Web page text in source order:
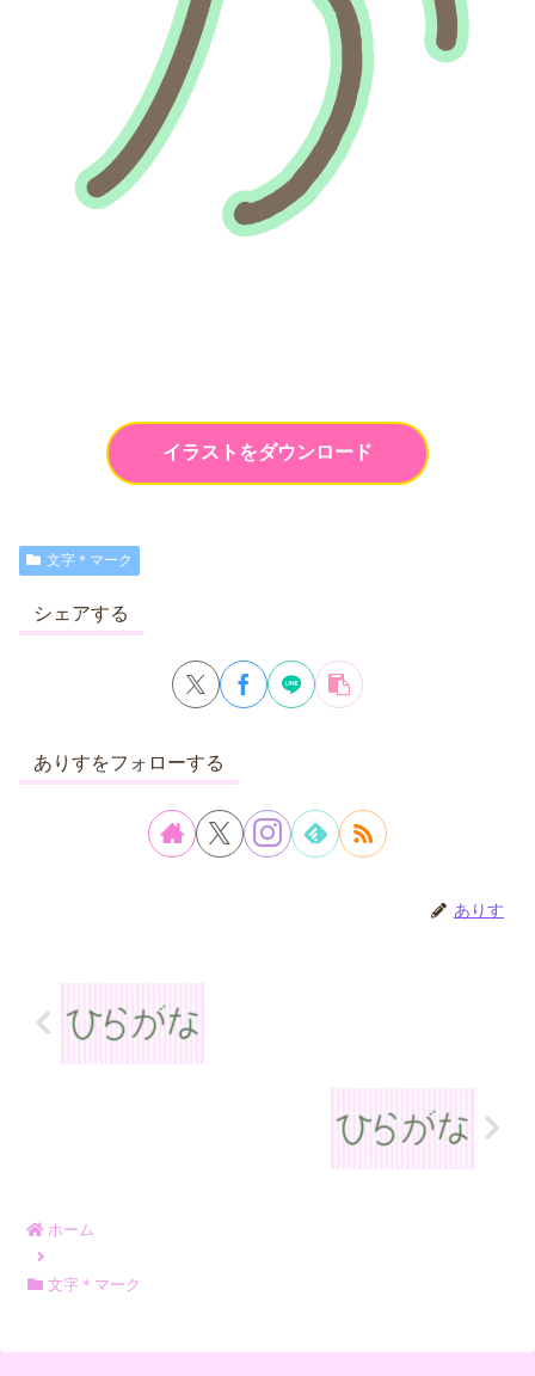
イラストをダウンロード
文字＊マーク
シェアする
ありすをフォローする
ありす
ホーム
文字＊マーク